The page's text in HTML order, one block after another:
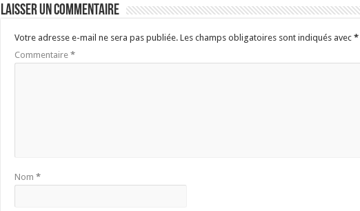
Laisser un commentaire
Votre adresse e-mail ne sera pas publiée. Les champs obligatoires sont indiqués avec *
Commentaire *
Nom *